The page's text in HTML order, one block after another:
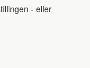
- eller